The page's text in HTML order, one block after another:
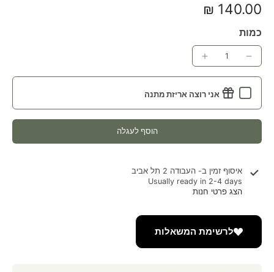
140.00 ₪
כמות
אני רוצה אריזת מתנה
הוסף לעגלה
איסוף זמין ב- העבודה 2 תל אביב
Usually ready in 2-4 days
הצג פרטי חנות
לרשימת המשאלות